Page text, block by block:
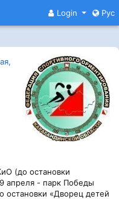
Login Рус
(до остановки
апреля - парк Победы
остановки «Дворец детей